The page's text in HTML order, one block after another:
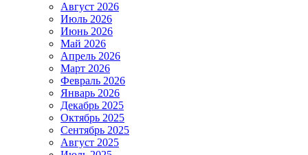
Август 2026
Июль 2026
Июнь 2026
Май 2026
Апрель 2026
Март 2026
Февраль 2026
Январь 2026
Декабрь 2025
Октябрь 2025
Сентябрь 2025
Август 2025